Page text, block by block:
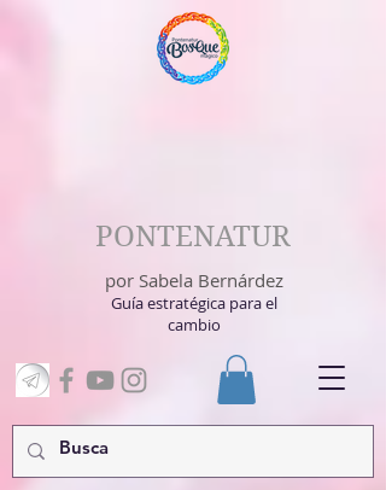
PONTENATUR
por Sabela Bernárdez
Guía estratégica para el
cambio